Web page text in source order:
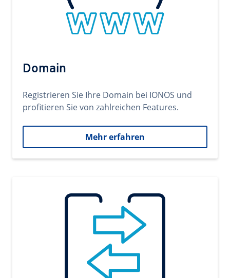
Domain
Registrieren Sie Ihre Domain bei IONOS und
profitieren Sie von zahlreichen Features.
Mehr erfahren